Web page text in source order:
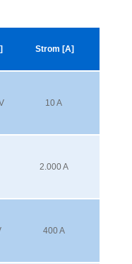
Strom [A]
10 A
2.000 A
400 A